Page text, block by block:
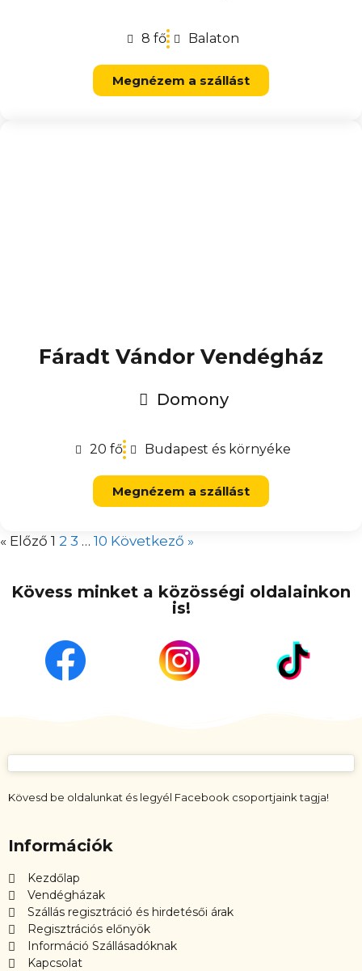
8 fő Balaton
Megnézem a szállást
Fáradt Vándor Vendégház
Domony
20 fő Budapest és környéke
Megnézem a szállást
« Előző 1 2 3 … 10 Következő »
Kövess minket a közösségi oldalainkon
is!
Kövesd be oldalunkat és legyél Facebook csoportjaink tagja!
Információk
Kezdőlap
Vendégházak
Szállás regisztráció és hirdetésői árak
Regisztrációs előnyök
Információ Szállásadóknak
Kapcsolat